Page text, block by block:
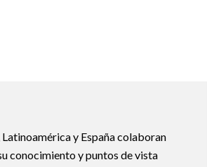
y España colaboran
conocimiento y puntos de vista